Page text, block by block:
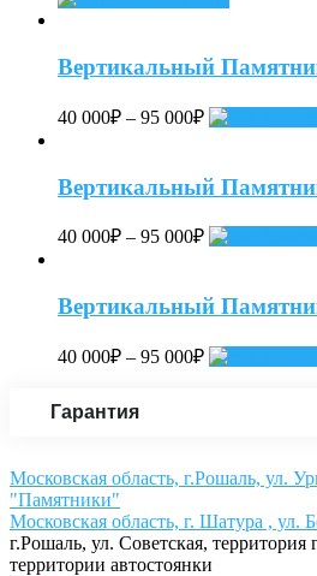
Вертикальный
40 000₽ – 95 000₽
Вертикальный
40 000₽ – 95 000₽
Вертикальный
40 000₽ – 95 000₽
Гарантия
Московская область, г.Рошаль, ул.
"Памятники"
Московская область, г. Шатура , ул.
г.Рошаль, ул. Советская, территория
территории автостоянки